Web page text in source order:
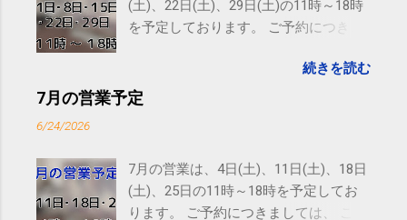
(土)、22日(土)、29日(土)の11時～18時
を予定しております。 ご予約につきま
す。 電話に出られないことがあります
ので、ご予約、お問い合わせは
続きを読む
7月の営業予定
6/24/2026
7月の営業は、4日(土)、11日(土)、18日
(土)、25日の11時～18時を予定してお
ります。 ご予約につきましては、 こち